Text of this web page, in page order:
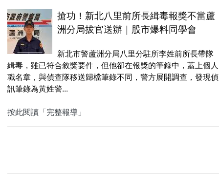
搶功！新北八里前所長緝毒報獎不當蘆
洲分局拔官送辦｜股市爆料同學會
新北市警蘆洲分局八里分駐所李姓前所長帶隊
緝毒，雖已符合敘獎要件，但他卻在報獎的筆錄中，蓋上個人
職名章，與偵查隊移送歸檔筆錄不同，警方展開調查，發現偵
訊筆錄為黃姓警...
按此閱讀「完整報導」